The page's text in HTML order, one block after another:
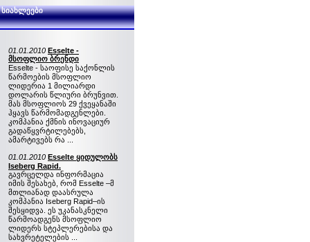
სიახლეები
01.01.2010 Esselte -
მსოფლიო ბრენდი
Esselte - საოფისე საქონლის
წარმოების მსოფლიო
ლიდერია 1 მილიარდი
დოლარის წლიური ბრუნვით.
მას მსოფლიოს 29 ქვეყანაში
ჰყავს წარმომადგენლები.
კომპანია ქმნის ინოვაციურ
გადაწყვრტილებებს,
ამარტივებს რა ...
01.01.2010 Esselte ყიდულობს
Iseberg Rapid.
გავრცელდა ინფორმაცია
იმის შესახებ, რომ Esselte –მ
მთლიანად დაასრულა
კომპანია Iseberg Rapid–ის
შესყიდვა. ეს უკანასკნელი
წარმოადგენს მსოფლიო
ლიდერს სტეპლერებისა და
სახვრეტელების ...